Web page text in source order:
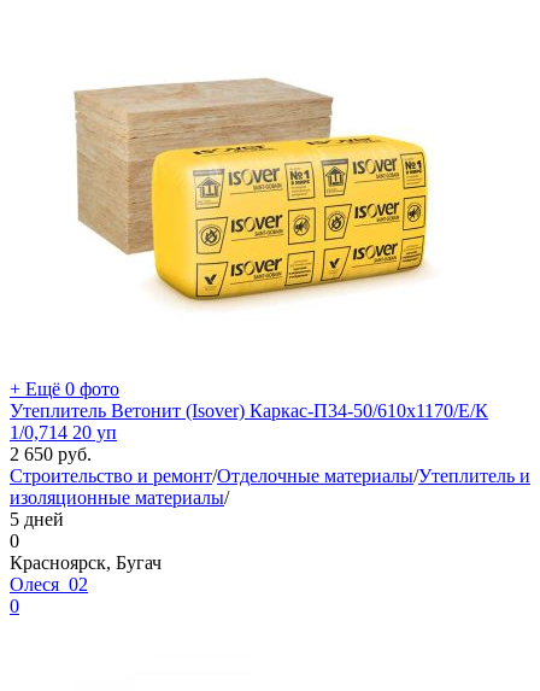
+ Ещё 0 фото
Утеплитель Ветонит (Isover) Каркас-П34-50/610x1170/Е/К
1/0,714 20 уп
2 650 руб.
Строительство и ремонт/Отделочные материалы/Утеплитель и
изоляционные материалы/
5 дней
0
Красноярск, Бугач
Олеся_02
0